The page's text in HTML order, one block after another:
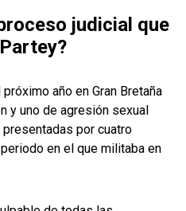
judicial que
año en Gran Bretaña
y uno de agresión sexual
por cuatro
en el que militaba en